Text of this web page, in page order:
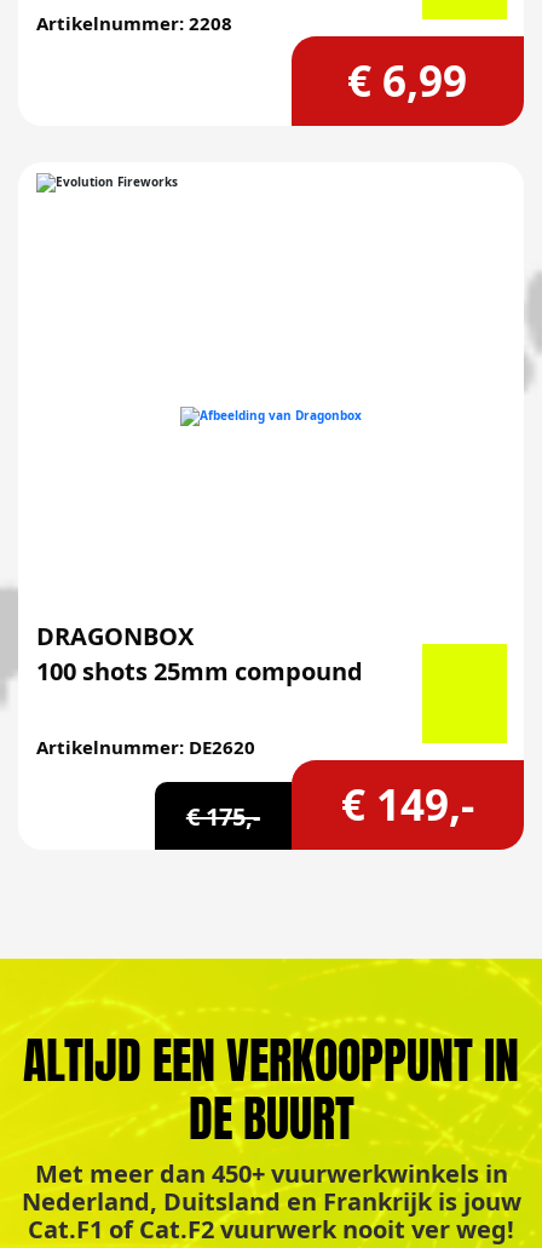
Artikelnummer: 2208
€ 6,99
DRAGONBOX
100 shots 25mm compound
Artikelnummer: DE2620
€ 175,- € 149,-
ALTIJD EEN VERKOOPPUNT IN
DE BUURT
Met meer dan 450+ vuurwerkwinkels in
Nederland, Duitsland en Frankrijk is jouw
Cat.F1 of Cat.F2 vuurwerk nooit ver weg!